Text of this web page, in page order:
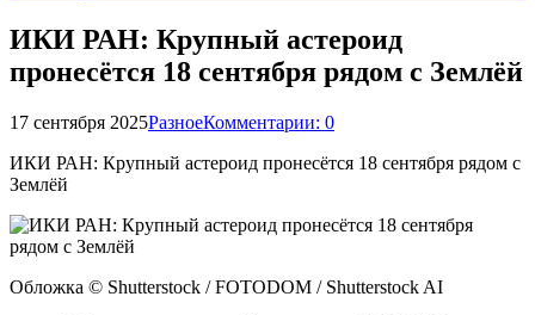
ИКИ РАН: Крупный астероид
пронесётся 18 сентября рядом с Землёй
17 сентября 2025РазноеКомментарии: 0
ИКИ РАН: Крупный астероид пронесётся 18 сентября рядом с
Землёй
Обложка © Shutterstock / FOTODOM / Shutterstock AI